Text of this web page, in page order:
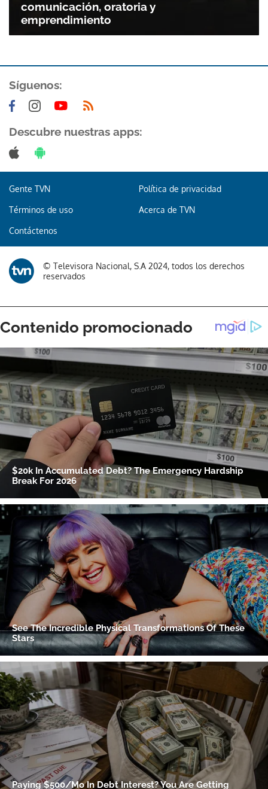
Gracias por suscribirte a nuestro boletín.
comunicación, oratoria y
emprendimiento
Síguenos:
Descubre nuestras apps:
Gente TVN Política de privacidad
Términos de uso Acerca de TVN
Contáctenos
© Televisora Nacional, S.A 2024, todos los derechos
reservados